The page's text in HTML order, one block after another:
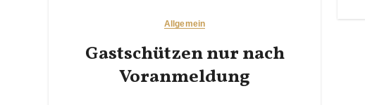
Allgemein
Gastschützen nur nach
Voranmeldung